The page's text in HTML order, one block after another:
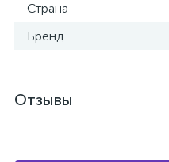
Страна
Бренд
Отзывы